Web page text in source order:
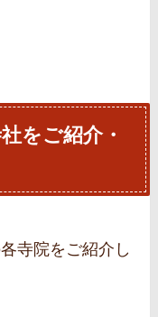
をご紹介・
寺院をご紹介し